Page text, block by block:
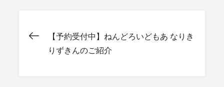
投 【予約受付中】ねんどろいどもあ なりき
りずきんのご紹介